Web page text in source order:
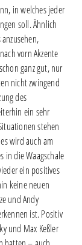
in welches jeder
soll. Ähnlich
vorn Akzente
ganz gut, nur
nicht zwingend
des
ein sehr
stehen
wird auch am
in die Waagschale
ein positives
keine neuen
und Andy
ist. Positiv
und Max Keßler